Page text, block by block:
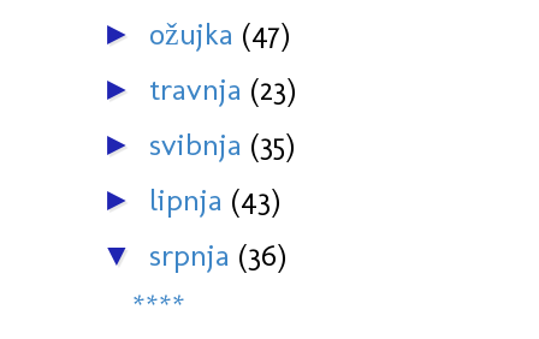
► ožujka (47)
► travnja (23)
► svibnja (35)
► lipnja (43)
▼ srpnja (36)
****